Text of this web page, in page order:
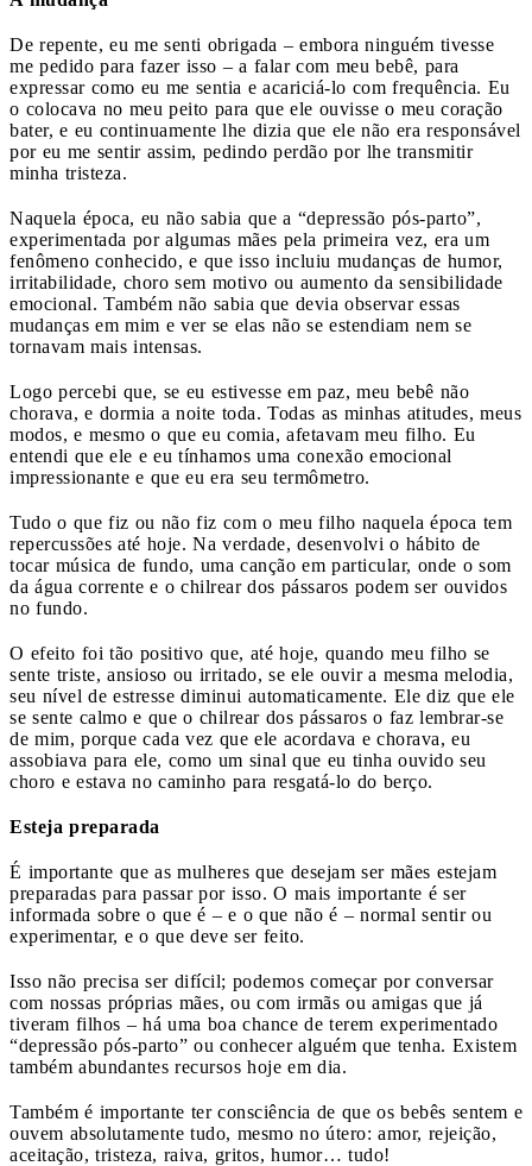
De repente, eu me senti obrigada – embora ninguém tivesse
me pedido para fazer isso – a falar com meu bebê, para
expressar como eu me sentia e acariciá-lo com frequência. Eu
o colocava no meu peito para que ele ouvisse o meu coração
bater, e eu continuamente lhe dizia que ele não era responsável
por eu me sentir assim, pedindo perdão por lhe transmitir
minha tristeza.
Naquela época, eu não sabia que a “depressão pós-parto”,
experimentada por algumas mães pela primeira vez, era um
fenômeno conhecido, e que isso incluiu mudanças de humor,
irritabilidade, choro sem motivo ou aumento da sensibilidade
emocional. Também não sabia que devia observar essas
mudanças em mim e ver se elas não se estendiam nem se
tornavam mais intensas.
Logo percebi que, se eu estivesse em paz, meu bebê não
chorava, e dormia a noite toda. Todas as minhas atitudes, meus
modos, e mesmo o que eu comia, afetavam meu filho. Eu
entendi que ele e eu tínhamos uma conexão emocional
impressionante e que eu era seu termômetro.
Tudo o que fiz ou não fiz com o meu filho naquela época tem
repercussões até hoje. Na verdade, desenvolvi o hábito de
tocar música de fundo, uma canção em particular, onde o som
da água corrente e o chilrear dos pássaros podem ser ouvidos
no fundo.
O efeito foi tão positivo que, até hoje, quando meu filho se
sente triste, ansioso ou irritado, se ele ouvir a mesma melodia,
seu nível de estresse diminui automaticamente. Ele diz que ele
se sente calmo e que o chilrear dos pássaros o faz lembrar-se
de mim, porque cada vez que ele acordava e chorava, eu
assobiava para ele, como um sinal que eu tinha ouvido seu
choro e estava no caminho para resgatá-lo do berço.
Esteja preparada
É importante que as mulheres que desejam ser mães estejam
preparadas para passar por isso. O mais importante é ser
informada sobre o que é – e o que não é – normal sentir ou
experimentar, e o que deve ser feito.
Isso não precisa ser difícil; podemos começar por conversar
com nossas próprias mães, ou com irmãs ou amigas que já
tiveram filhos – há uma boa chance de terem experimentado
“depressão pós-parto” ou conhecer alguém que tenha. Existem
também abundantes recursos hoje em dia.
Também é importante ter consciência de que os bebês sentem e
ouvem absolutamente tudo, mesmo no útero: amor, rejeição,
aceitação, tristeza, raiva, gritos, humor… tudo!